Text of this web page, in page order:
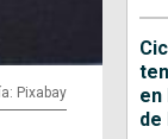
Pixabay
en
de